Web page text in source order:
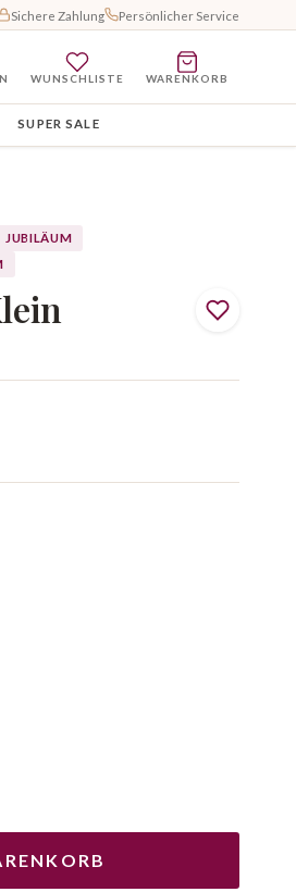
Sichere Zahlung Persönlicher Service
WUNSCHLISTE WARENKORB
SUPER SALE
JUBILÄUM